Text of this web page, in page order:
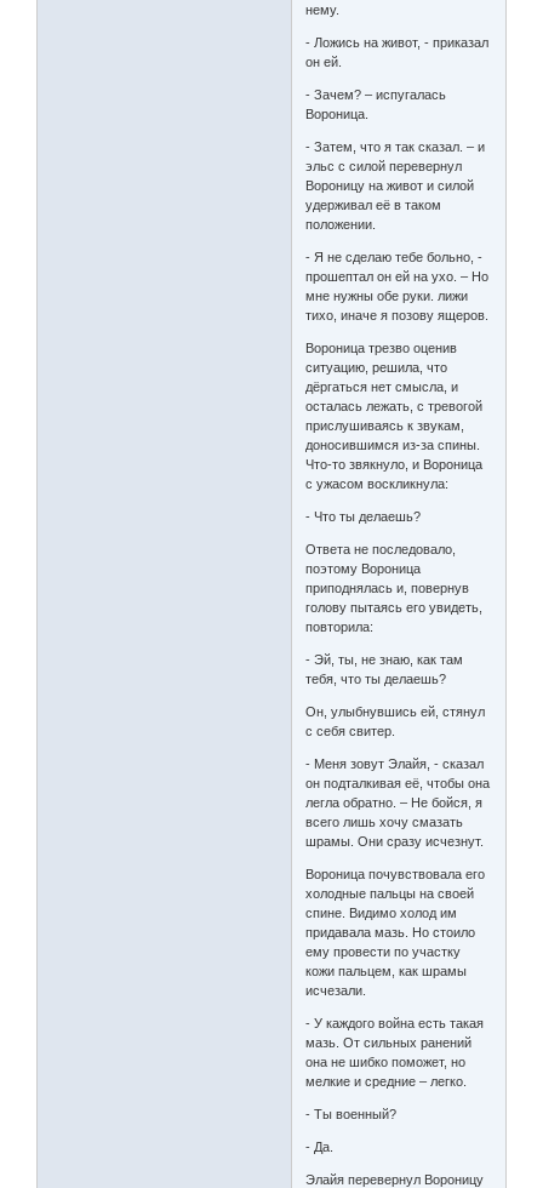
нему.
- Ложись на живот, - приказал
он ей.
- Зачем? – испугалась
Вороница.
- Затем, что я так сказал. – и
эльс с силой перевернул
Вороницу на живот и силой
удерживал её в таком
положении.
- Я не сделаю тебе больно, -
прошептал он ей на ухо. – Но
мне нужны обе руки. лижи
тихо, иначе я позову ящеров.
Вороница трезво оценив
ситуацию, решила, что
дёргаться нет смысла, и
осталась лежать, с тревогой
прислушиваясь к звукам,
доносившимся из-за спины.
Что-то звякнуло, и Вороница
с ужасом воскликнула:
- Что ты делаешь?
Ответа не последовало,
поэтому Вороница
приподнялась и, повернув
голову пытаясь его увидеть,
повторила:
- Эй, ты, не знаю, как там
тебя, что ты делаешь?
Он, улыбнувшись ей, стянул
с себя свитер.
- Меня зовут Элайя, - сказал
он подталкивая её, чтобы она
легла обратно. – Не бойся, я
всего лишь хочу смазать
шрамы. Они сразу исчезнут.
Вороница почувствовала его
холодные пальцы на своей
спине. Видимо холод им
придавала мазь. Но стоило
ему провести по участку
кожи пальцем, как шрамы
исчезали.
- У каждого война есть такая
мазь. От сильных ранений
она не шибко поможет, но
мелкие и средние – легко.
- Ты военный?
- Да.
Элайя перевернул Вороницу